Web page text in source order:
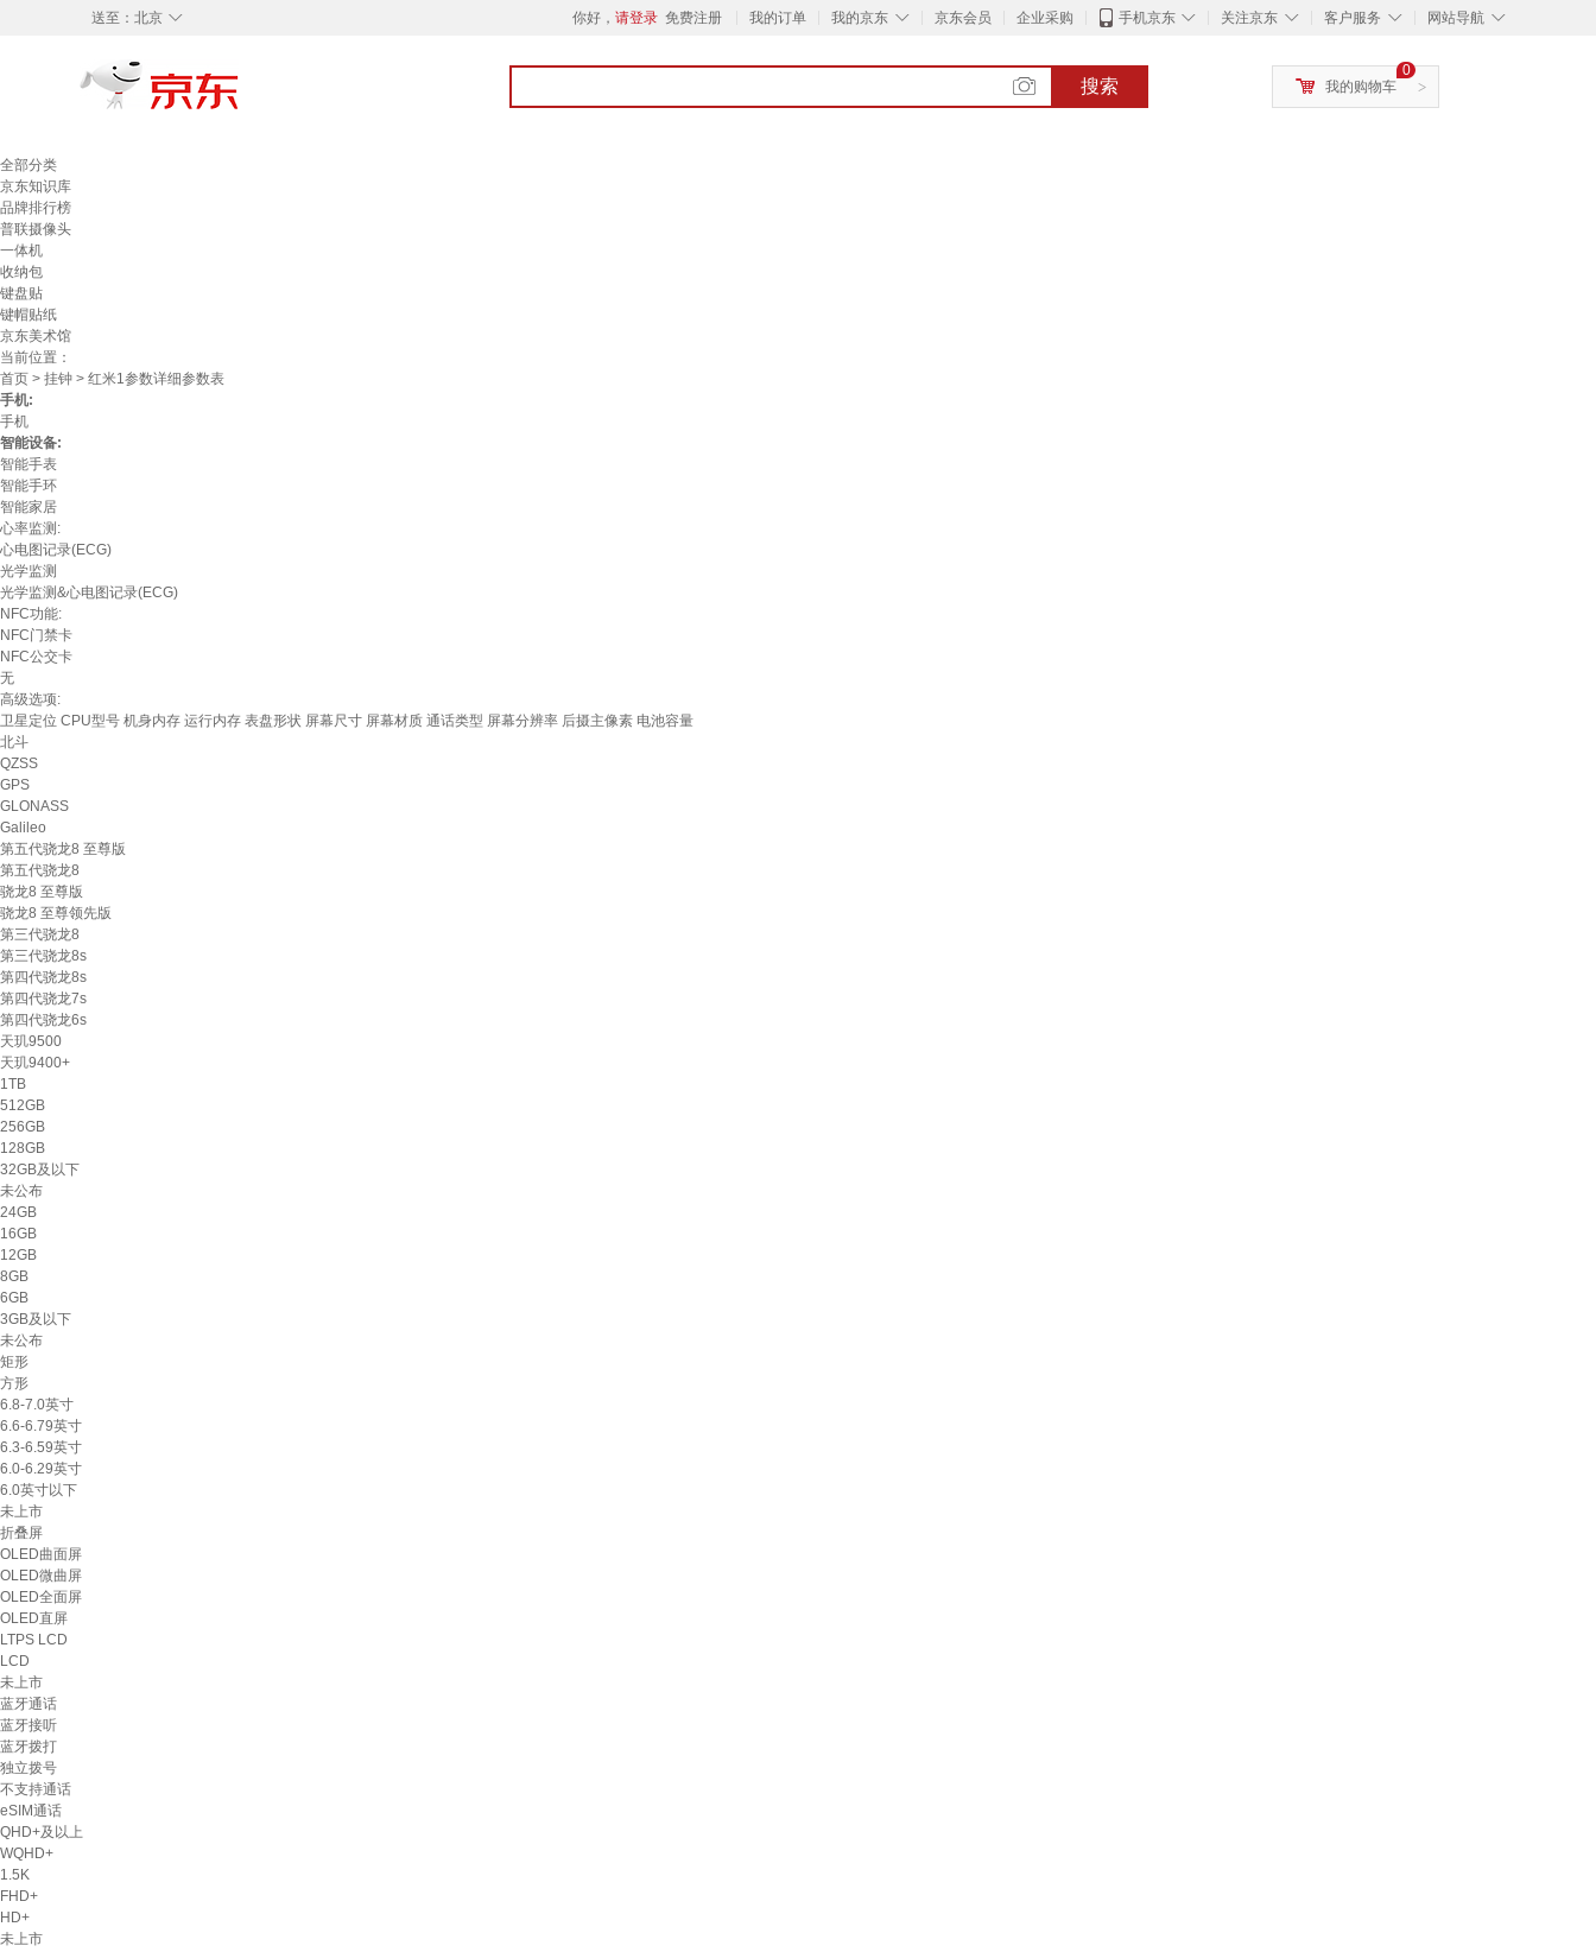
◇
送至： 北京 你好， 请登录 免费注册 我的订单 ◇
我的京东 京东会员 企业采购 ◇
手机京东 ◇
关注京东 ◇
客户服务 ◇
网站导航
搜索 >
0
我的购物车
全部分类
京东知识库
品牌排行榜
普联摄像头
一体机
收纳包
键盘贴
键帽贴纸
京东美术馆
当前位置：
首页 > 挂钟 > 红米1参数详细参数表
手机:
手机
智能设备:
智能手表
智能手环
智能家居
心率监测:
心电图记录(ECG)
光学监测
光学监测&心电图记录(ECG)
NFC功能:
NFC门禁卡
NFC公交卡
无
高级选项:
卫星定位 CPU型号 机身内存 运行内存 表盘形状 屏幕尺寸 屏幕材质 通话类型 屏幕分辨率 后摄主像素 电池容量
北斗
QZSS
GPS
GLONASS
Galileo
第五代骁龙8 至尊版
第五代骁龙8
骁龙8 至尊版
骁龙8 至尊领先版
第三代骁龙8
第三代骁龙8s
第四代骁龙8s
第四代骁龙7s
第四代骁龙6s
天玑9500
天玑9400+
1TB
512GB
256GB
128GB
32GB及以下
未公布
24GB
16GB
12GB
8GB
6GB
3GB及以下
未公布
矩形
方形
6.8-7.0英寸
6.6-6.79英寸
6.3-6.59英寸
6.0-6.29英寸
6.0英寸以下
未上市
折叠屏
OLED曲面屏
OLED微曲屏
OLED全面屏
OLED直屏
LTPS LCD
LCD
未上市
蓝牙通话
蓝牙接听
蓝牙拨打
独立拨号
不支持通话
eSIM通话
QHD+及以上
WQHD+
1.5K
FHD+
HD+
未上市